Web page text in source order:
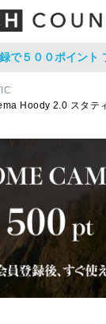
で５００ポイント
Hoody 2.0 スタテ